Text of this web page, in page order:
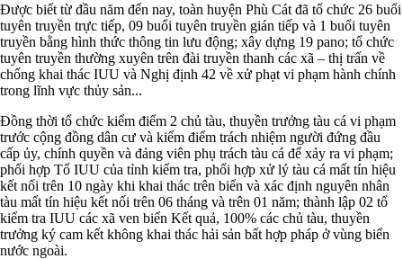
Được biết từ đầu năm đến nay, toàn huyện Phù Cát đã tổ chức 26 buổi
tuyên truyền trực tiếp, 09 buổi tuyên truyền gián tiếp và 1 buổi tuyên
truyền bằng hình thức thông tin lưu động; xây dựng 19 pano; tổ chức
tuyên truyền thường xuyên trên đài truyền thanh các xã – thị trấn về
chống khai thác IUU và Nghị định 42 về xử phạt vi phạm hành chính
trong lĩnh vực thủy sản...
Đồng thời tổ chức kiểm điểm 2 chủ tàu, thuyền trưởng tàu cá vi phạm
trước cộng đồng dân cư và kiểm điểm trách nhiệm người đứng đầu
cấp ủy, chính quyền và đảng viên phụ trách tàu cá để xảy ra vi phạm;
phối hợp Tổ IUU của tỉnh kiểm tra, phối hợp xử lý tàu cá mất tín hiệu
kết nối trên 10 ngày khi khai thác trên biển và xác định nguyên nhân
tàu mất tín hiệu kết nối trên 06 tháng và trên 01 năm; thành lập 02 tổ
kiểm tra IUU các xã ven biển Kết quả, 100% các chủ tàu, thuyền
trưởng ký cam kết không khai thác hải sản bất hợp pháp ở vùng biển
nước ngoài.